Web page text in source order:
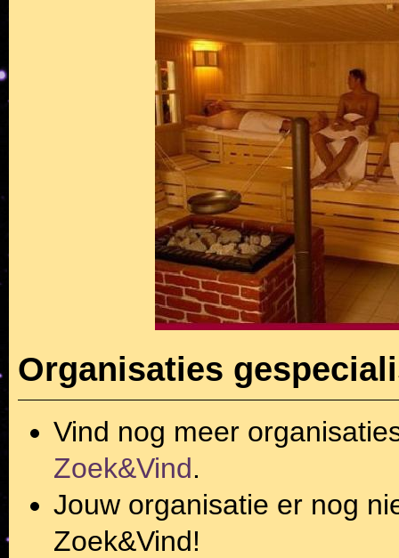
Organisaties
Vind nog meer
Zoek&Vind.
Jouw organisatie er nog
Zoek&Vind!